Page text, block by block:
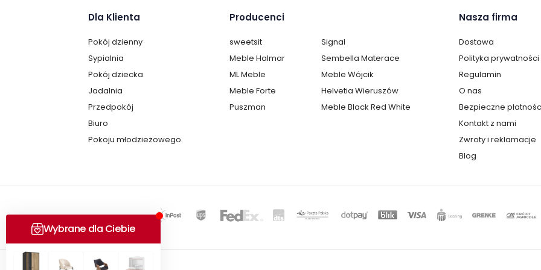
Dla Klienta
Pokój dzienny
Sypialnia
Pokój dziecka
Jadalnia
Przedpokój
Biuro
Pokoju młodzieżowego
Producenci
sweetsit
Signal
Meble Halmar
Sembella Materace
ML Meble
Meble Wójcik
Meble Forte
Helvetia Wieruszów
Puszman
Meble Black Red White
Nasza firma
Dostawa
Polityka prywatności
Regulamin
O nas
Bezpieczne
Kontakt z nami
Zwroty i reklamacje
Blog